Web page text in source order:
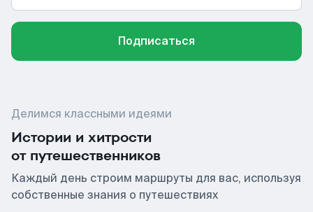
Подписаться
Делимся классными идеями
Истории и хитрости
от путешественников
Каждый день строим маршруты для вас, используя
собственные знания о путешествиях